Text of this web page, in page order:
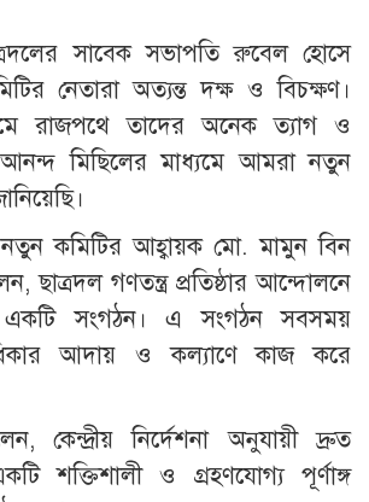
সাবেক সভাপতি রুবেল হোসে
নেতারা অত্যন্ত দক্ষ ও বিচক্ষণ।
রাজপথে তাদের অনেক ত্যাগ ও
মিছিলের মাধ্যমে আমরা নতুন
নতুন কমিটির আহ্বায়ক মো. মামুন বিন
ছাত্রদল গণতন্ত্র প্রতিষ্ঠার আন্দোলনে
একটি সংগঠন। এ সংগঠন সবসময়
আদায় ও কল্যাণে কাজ করে
কেন্দ্রীয় নির্দেশনা অনুযায়ী দ্রুত
শক্তিশালী ও গ্রহণযোগ্য পূর্ণাঙ্গ